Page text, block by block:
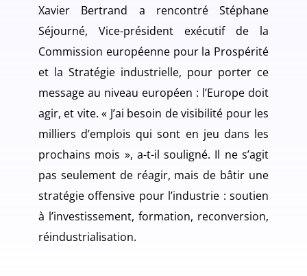
Xavier Bertrand a rencontré Stéphane
Séjourné, Vice-président exécutif de la
Commission européenne pour la Prospérité
et la Stratégie industrielle, pour porter ce
message au niveau européen : l’Europe doit
agir, et vite. « J’ai besoin de visibilité pour les
milliers d’emplois qui sont en jeu dans les
prochains mois », a-t-il souligné. Il ne s’agit
pas seulement de réagir, mais de bâtir une
stratégie offensive pour l’industrie : soutien
à l’investissement, formation, reconversion,
réindustrialisation.